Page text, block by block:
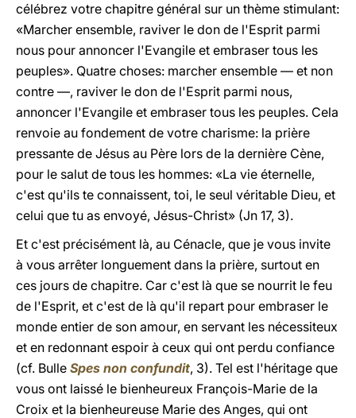
célébrez votre chapitre général sur un thème stimulant:
«Marcher ensemble, raviver le don de l'Esprit parmi
nous pour annoncer l'Evangile et embraser tous les
peuples». Quatre choses: marcher ensemble — et non
contre —, raviver le don de l'Esprit parmi nous,
annoncer l'Evangile et embraser tous les peuples. Cela
renvoie au fondement de votre charisme: la prière
pressante de Jésus au Père lors de la dernière Cène,
pour le salut de tous les hommes: «La vie éternelle,
c'est qu'ils te connaissent, toi, le seul véritable Dieu, et
celui que tu as envoyé, Jésus-Christ» (Jn 17, 3).
Et c'est précisément là, au Cénacle, que je vous invite
à vous arrêter longuement dans la prière, surtout en
ces jours de chapitre. Car c'est là que se nourrit le feu
de l'Esprit, et c'est de là qu'il repart pour embraser le
monde entier de son amour, en servant les nécessiteux
et en redonnant espoir à ceux qui ont perdu confiance
(cf. Bulle Spes non confundit, 3). Tel est l'héritage que
vous ont laissé le bienheureux François-Marie de la
Croix et la bienheureuse Marie des Anges, qui ont